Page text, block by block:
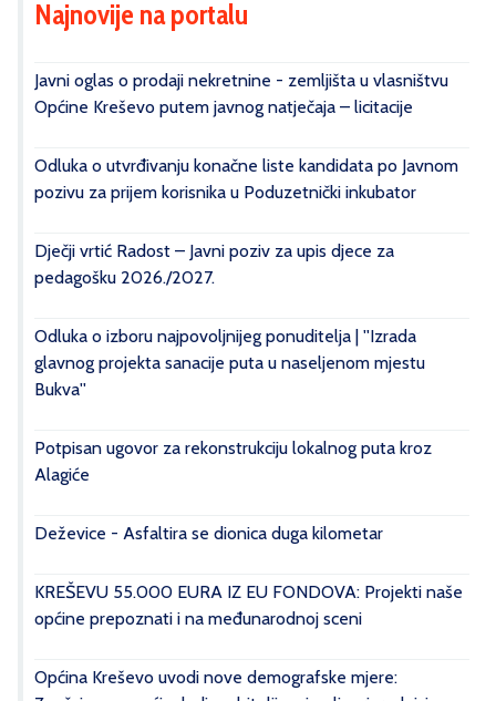
Najnovije na portalu
Javni oglas o prodaji nekretnine - zemljišta u vlasništvu
Općine Kreševo putem javnog natječaja – licitacije
Odluka o utvrđivanju konačne liste kandidata po Javnom
pozivu za prijem korisnika u Poduzetnički inkubator
Dječji vrtić Radost – Javni poziv za upis djece za
pedagošku 2026./2027.
Odluka o izboru najpovoljnijeg ponuditelja | ''Izrada
glavnog projekta sanacije puta u naseljenom mjestu
Bukva''
Potpisan ugovor za rekonstrukciju lokalnog puta kroz
Alagiće
Deževice - Asfaltira se dionica duga kilometar
KREŠEVU 55.000 EURA IZ EU FONDOVA: Projekti naše
općine prepoznati i na međunarodnoj sceni
Općina Kreševo uvodi nove demografske mjere: